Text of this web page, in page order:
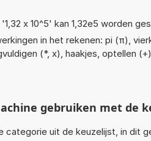
'1,32 x 10^5' kan 1,32e5 worden
in het rekenen: pi (π),
(*, x), haakjes, optellen
gebruiken met de
categorie uit de keuzelijst, in dit